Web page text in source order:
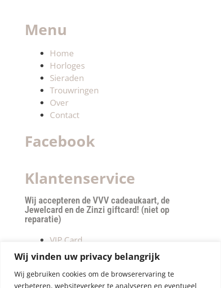
Wij vinden uw privacy belangrijk
Wij gebruiken cookies om de browserervaring te
verbeteren, websiteverkeer te analyseren en eventueel
Menu
Home
Horloges
Sieraden
Trouwringen
Over
Contact
Facebook
Klantenservice
Wij accepteren de VVV cadeaukaart, de
Jewelcard en de Zinzi giftcard! (niet op
reparatie)
VIP Card
Retourneren
Betalen & verzendkosten
Privacy Policy